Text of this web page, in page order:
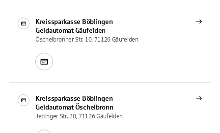
Kreissparkasse Böblingen
Geldautomat Gäufelden
Öschelbronner Str. 10, 71126 Gäufelden
Kreissparkasse Böblingen
Geldautomat Öschelbronn
Jettinger Str. 20, 71126 Gäufelden